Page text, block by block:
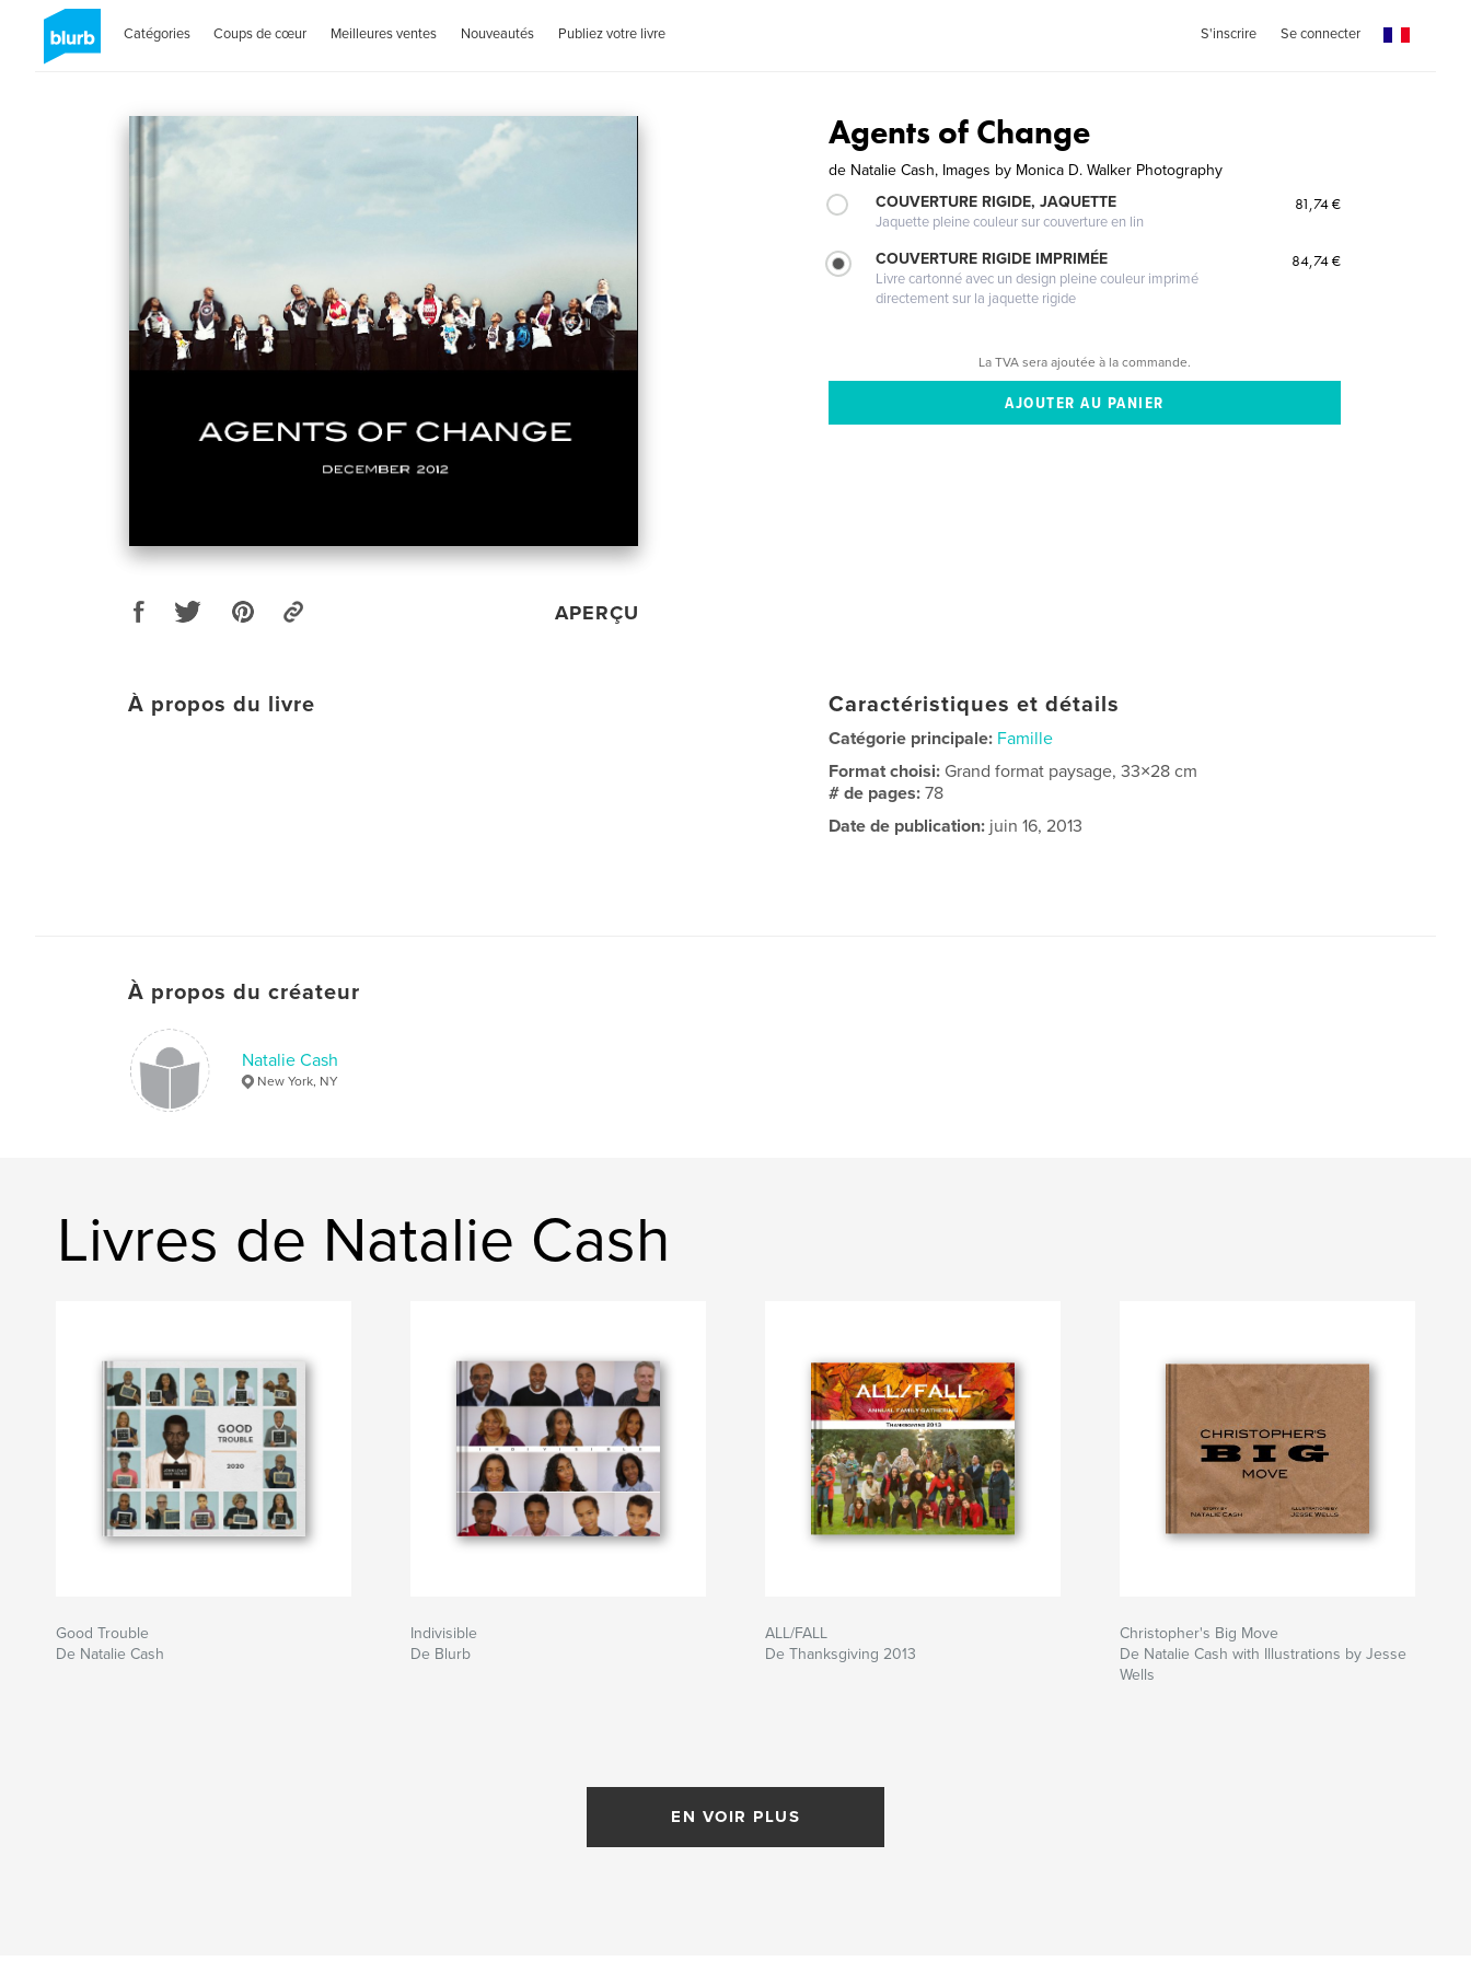
Catégories Coups de cœur Meilleures ventes Nouveautés Publiez votre livre S'inscrire Se connecter
APERÇU
Agents of Change
de Natalie Cash, Images by Monica D. Walker Photography
COUVERTURE RIGIDE, JAQUETTE
Jaquette pleine couleur sur couverture en lin
81,74 €
COUVERTURE RIGIDE IMPRIMÉE
Livre cartonné avec un design pleine couleur imprimé
directement sur la jaquette rigide
84,74 €
La TVA sera ajoutée à la commande.
À propos du livre Caractéristiques et détails
Catégorie principale: Famille
Format choisi: Grand format paysage, 33×28 cm
# de pages:78
Date de publication: juin 16, 2013
À propos du créateur
Natalie Cash
New York, NY
Livres de Natalie Cash
Good Trouble
De Natalie Cash
Indivisible
De Blurb
ALL/FALL
De Thanksgiving 2013
Christopher's Big Move
De Natalie Cash with Illustrations by Jesse
Wells
EN VOIR PLUS